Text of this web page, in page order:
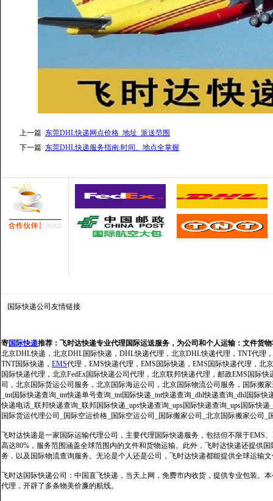
上一篇 东莞DHL快递网点价格_地址_派送范围
下一篇 东莞DHL快递服务指南:时间、地点全掌握
国际快递公司 友情链接
寄国际快递推荐： 飞时达快递专业代理国际运送服务，为公司和个人运输：文件货
北京DHL快递，北京DHL国际快递，DHL快递代理，北京DHL快递代理，TNT代理
TNT国际快递， EMS代理，EMS快递代理，EMS国际快递，EMS国际快递代理，北
国际快递代理，北京FedEx国际快递公司代理，北京联邦快递代理，邮政EMS国际
司，北京国际货运公司服务，北京国际海运公司，北京国际物流公司服务，国际搬
_tnt国际快递查询_tnt快递单号查询_tnt国际快递_tnt快递查询_dhl快递查询_dhl国际
快递电话_联邦快递查询_联邦国际快递_ups快递查询_ups国际快递查询_ups国际快
国际货运代理公司_国际空运价格_国际空运公司_国际搬家公司_北京国际搬家公司_
飞时达快递是一家国际运输代理公司，主要代理国际快递服务，包括但不限于EMS
高达80%，服务范围涵盖全球范围内的文件和货物运输。此外，飞时达快递还提供
务，以及国际物流查询服务。无论是个人还是公司，飞时达快递都能提供全球运输
飞时达国际快递公司：中国直飞快递，当天上网，免费市内收货，提供专业包装。
代理，开辟了多条物美价廉的航线。